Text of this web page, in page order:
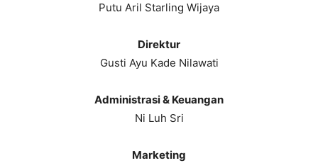
Putu Aril Starling Wijaya
Direktur
Gusti Ayu Kade Nilawati
Administrasi & Keuangan
Ni Luh Sri
Marketing